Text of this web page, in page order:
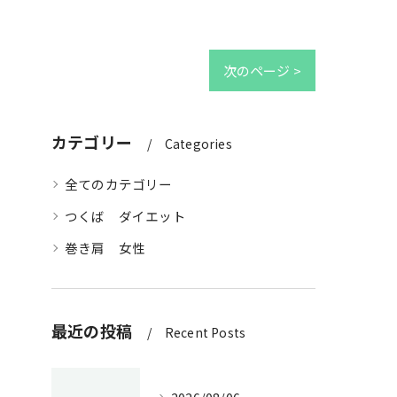
次のページ >
カテゴリー Categories
全てのカテゴリー
つくば ダイエット
巻き肩 女性
最近の投稿 Recent Posts